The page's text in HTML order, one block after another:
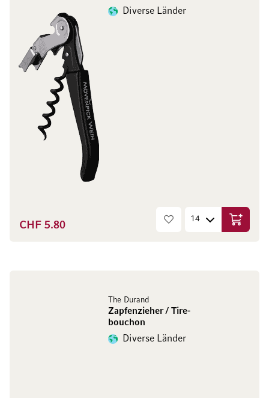
Diverse Länder
CHF 5.80 In den
The Durand
Zapfenzieher / Tire-
bouchon
Diverse Länder